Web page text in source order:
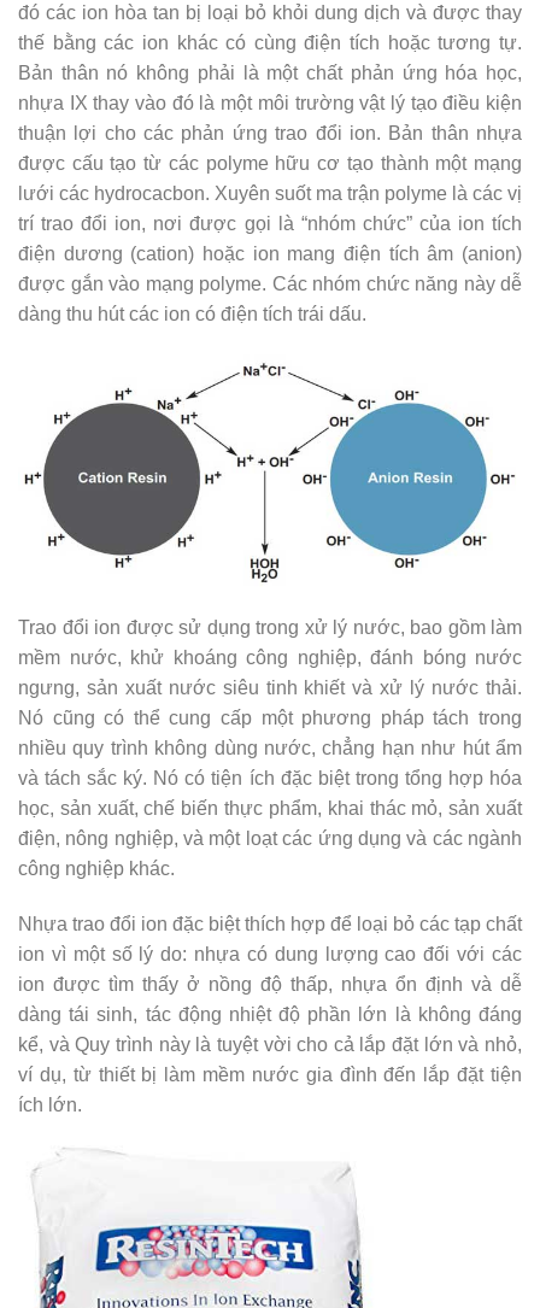
đó các ion hòa tan bị loại bỏ khỏi dung dịch và được thay
thế bằng các ion khác có cùng điện tích hoặc tương tự.
Bản thân nó không phải là một chất phản ứng hóa học,
nhựa IX thay vào đó là một môi trường vật lý tạo điều kiện
thuận lợi cho các phản ứng trao đổi ion. Bản thân nhựa
được cấu tạo từ các polyme hữu cơ tạo thành một mạng
lưới các hydrocacbon. Xuyên suốt ma trận polyme là các vị
trí trao đổi ion, nơi được gọi là “nhóm chức” của ion tích
điện dương (cation) hoặc ion mang điện tích âm (anion)
được gắn vào mạng polyme. Các nhóm chức năng này dễ
dàng thu hút các ion có điện tích trái dấu.
Trao đổi ion được sử dụng trong xử lý nước, bao gồm làm
mềm nước, khử khoáng công nghiệp, đánh bóng nước
ngưng, sản xuất nước siêu tinh khiết và xử lý nước thải.
Nó cũng có thể cung cấp một phương pháp tách trong
nhiều quy trình không dùng nước, chẳng hạn như hút ẩm
và tách sắc ký. Nó có tiện ích đặc biệt trong tổng hợp hóa
học, sản xuất, chế biến thực phẩm, khai thác mỏ, sản xuất
điện, nông nghiệp, và một loạt các ứng dụng và các ngành
công nghiệp khác.
Nhựa trao đổi ion đặc biệt thích hợp để loại bỏ các tạp chất
ion vì một số lý do: nhựa có dung lượng cao đối với các
ion được tìm thấy ở nồng độ thấp, nhựa ổn định và dễ
dàng tái sinh, tác động nhiệt độ phần lớn là không đáng
kể, và Quy trình này là tuyệt vời cho cả lắp đặt lớn và nhỏ,
ví dụ, từ thiết bị làm mềm nước gia đình đến lắp đặt tiện
ích lớn.